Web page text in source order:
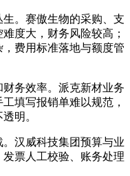
。赛傲生物的采购、支
度大，财务风险较高；
费用标准落地与额度管
务效率。派克新材业务
填写报销单难以规范，
明。
汉威科技集团预算与业
票人工校验、账务处理